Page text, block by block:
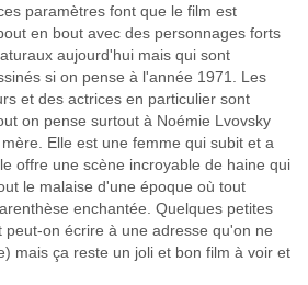
paramètres font que le film est
en bout avec des personnages forts
aujourd'hui mais qui sont
si on pense à l'année 1971. Les
et des actrices en particulier sont
on pense surtout à Noémie Lvovsky
Elle est une femme qui subit et a
offre une scène incroyable de haine qui
le malaise d'une époque où tout
enchantée. Quelques petites
peut-on écrire à une adresse qu'on ne
mais ça reste un joli et bon film à voir et